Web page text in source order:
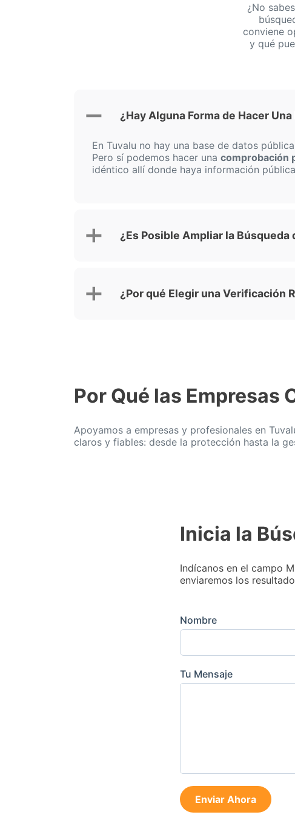
¿No
conviene
y qué
¿Hay Alguna Forma de Hacer
En Tuvalu no hay una base de datos
Pero sí podemos hacer una comprobación
idéntico allí donde haya información
¿Es Posible Ampliar la Búsqueda
¿Por qué Elegir una Verificación
Por Qué las Empresas
Apoyamos a empresas y profesionales en
claros y fiables: desde la protección hasta la
Inicia la
Indícanos en el campo
enviaremos los
Nombre
Tu Mensaje
Enviar Ahora